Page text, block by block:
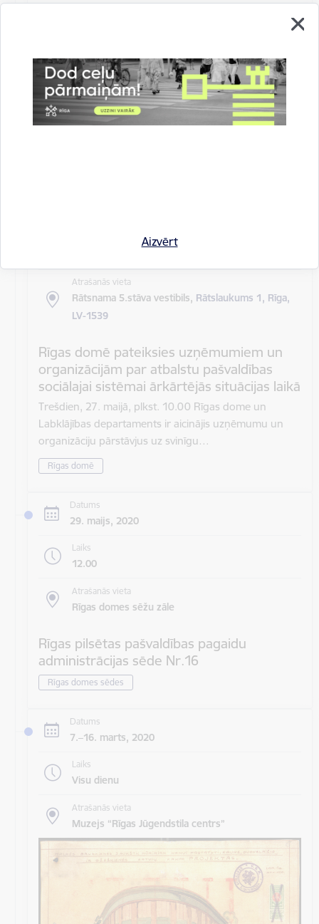
Aizvērt
Rīgas pilsētas pagaidu administrācijas
14.sēde (ārkārtas)
Sēdes darba kārtība: Grozījumi Rīgas domes 2016.
gada 19. aprīļa saistošajos noteikumos Nr. 198 "Par
Atrašanās vieta
Rātsnama 5.stāva vestibils, Rātslaukums 1, Rīga,
LV-1539
Rīgas domē pateiksies uzņēmumiem un
organizācijām par atbalstu pašvaldības
sociālajai sistēmai ārkārtējās situācijas laikā
Trešdien, 27. maijā, plkst. 10.00 Rīgas dome un
Labklājības departaments ir aicinājis uzņēmumu un
organizāciju pārstāvjus uz svinīgu…
Rīgas domē
Datums
29. maijs, 2020
Laiks
12.00
Atrašanās vieta
Rīgas domes sēžu zāle
Rīgas pilsētas pašvaldības pagaidu
administrācijas sēde Nr.16
Rīgas domes sēdes
Datums
7.–16. marts, 2020
Laiks
Visu dienu
Atrašanās vieta
Muzejs “Rīgas Jūgendstila centrs”